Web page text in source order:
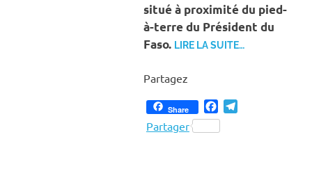
situé à proximité du pied-
à-terre du Président du
Faso. LIRE LA SUITE…
Partagez
Share Facebook
Partager